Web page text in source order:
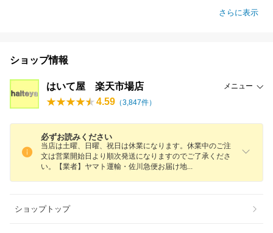
さらに表示
ショップ情報
はいて屋 楽天市場店 メニュー
4.59 （3,847件）
必ずお読みください
当店は土曜、日曜、祝日は休業になります。休業中のご注
文は営業開始日より順次発送になりますのでご了承くださ
い。【業者】ヤマト運輸・佐川急便お届け地
ショップトップ